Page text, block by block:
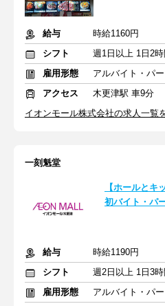
給与
時給1160円
シフト
週1日以上 1日2
雇用形態
アルバイト・パー
アクセス
木更津駅 車9分
イオンモール株式会社の求人一覧
一刻魁堂
【ホールとキ
初バイト・パ
給与
時給1190円
シフト
週2日以上 1日3
雇用形態
アルバイト・パー